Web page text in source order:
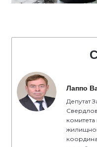
Лаппо
Депутат